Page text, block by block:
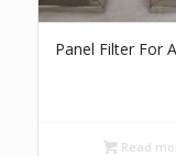
Panel Filter For
Read